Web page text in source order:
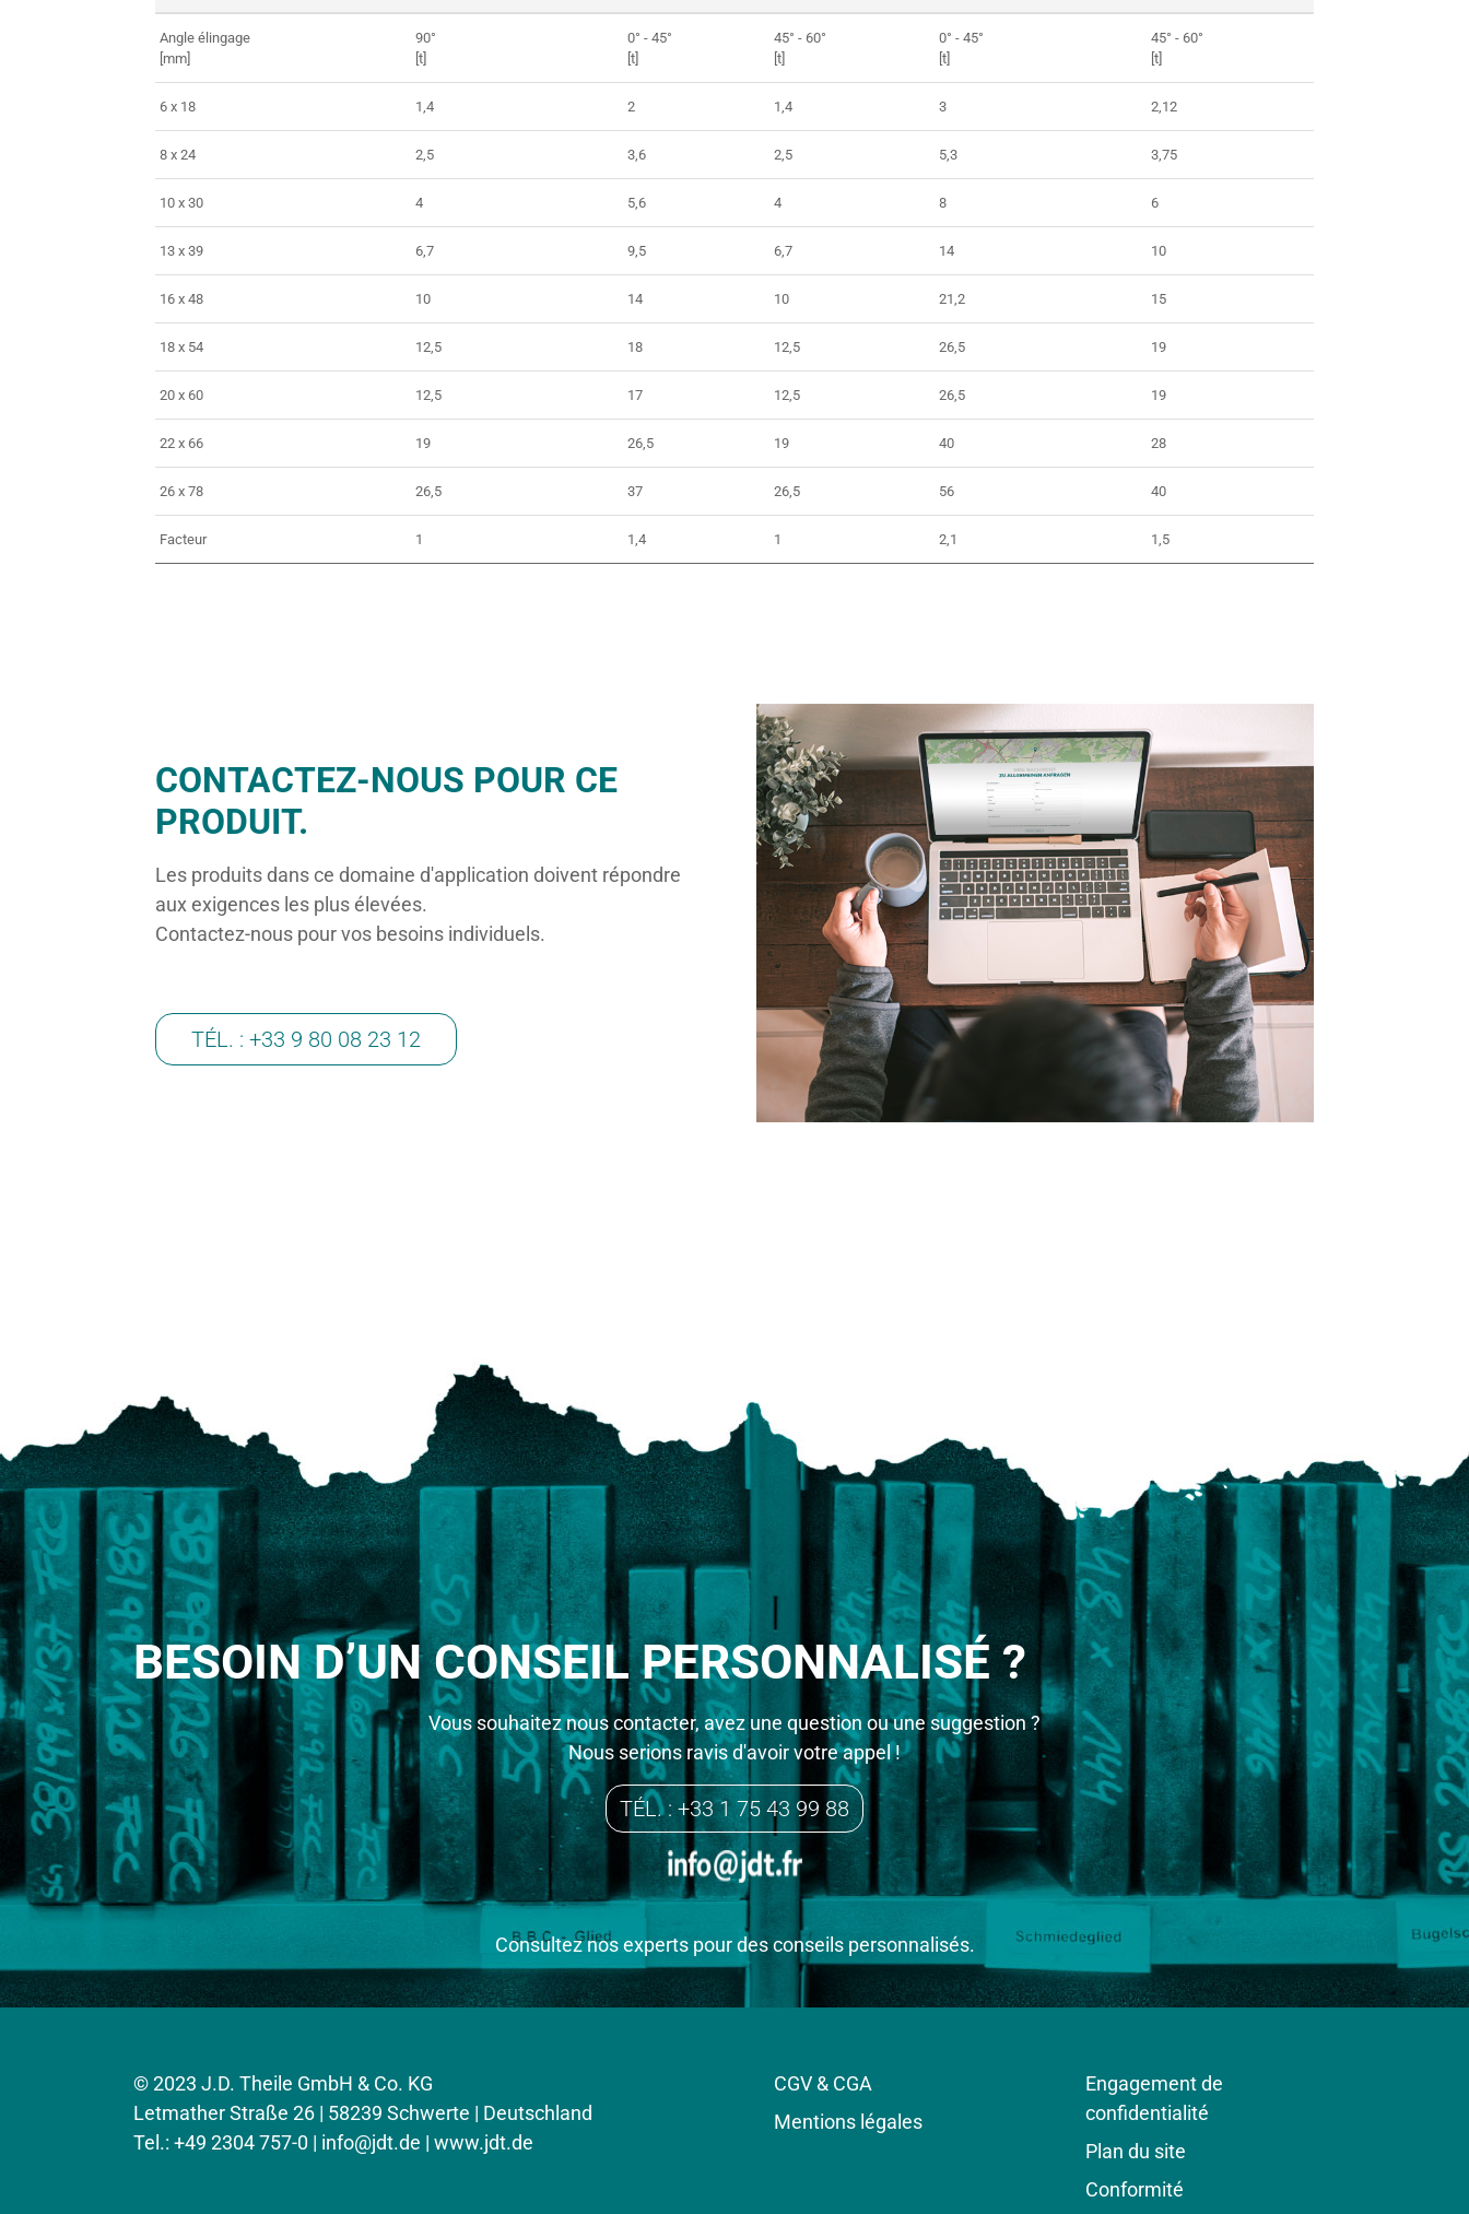
Angle élingage
[mm]
90°
[t]
0° - 45°
[t]
45° - 60°
[t]
0° - 45°
[t]
45° - 60°
[t]
6 x 18 1,4 2 1,4 3 2,12
8 x 24 2,5 3,6 2,5 5,3 3,75
10 x 30 4 5,6 4 8 6
13 x 39 6,7 9,5 6,7 14 10
16 x 48 10 14 10 21,2 15
18 x 54 12,5 18 12,5 26,5 19
20 x 60 12,5 17 12,5 26,5 19
22 x 66 19 26,5 19 40 28
26 x 78 26,5 37 26,5 56 40
Facteur 1 1,4 1 2,1 1,5
CONTACTEZ-NOUS POUR CE
PRODUIT.
Les produits dans ce domaine d'application doivent répondre
aux exigences les plus élevées.
Contactez-nous pour vos besoins individuels.
TÉL. : +33 9 80 08 23 12
BESOIN D’UN CONSEIL PERSONNALISÉ ?
Vous souhaitez nous contacter, avez une question ou une suggestion ?
Nous serions ravis d'avoir votre appel !
TÉL. : +33 1 75 43 99 88
Consultez nos experts pour des conseils personnalisés.
© 2023 J.D. Theile GmbH & Co. KG
Letmather Straße 26 | 58239 Schwerte | Deutschland
Tel.: +49 2304 757-0 | info@jdt.de | www.jdt.de
CGV & CGA
Mentions légales
Engagement de
confidentialité
Plan du site
Conformité